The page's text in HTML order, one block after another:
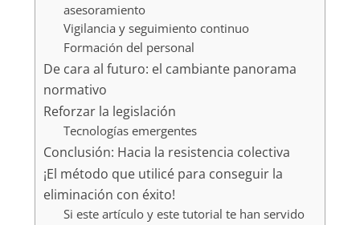
asesoramiento
Vigilancia y seguimiento continuo
Formación del personal
De cara al futuro: el cambiante panorama
normativo
Reforzar la legislación
Tecnologías emergentes
Conclusión: Hacia la resistencia colectiva
¡El método que utilicé para conseguir la
eliminación con éxito!
Si este artículo y este tutorial te han servido